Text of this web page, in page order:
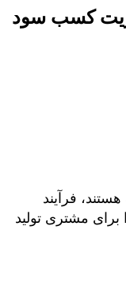
فرآیند
مشتری تولید